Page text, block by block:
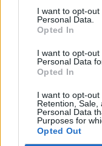
I want to opt-
Personal Data.
Opted In
I want to opt-
Personal Data
Opted In
I want to opt-out
Retention, Sale,
Personal Data
Purposes for
Opted Out
O T
I L
O
O A
D
A S
O
O L